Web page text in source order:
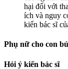
hại đối với
ích và nguy
kiến bác sĩ
Phụ nữ cho con bú
Hỏi ý kiến bác sĩ